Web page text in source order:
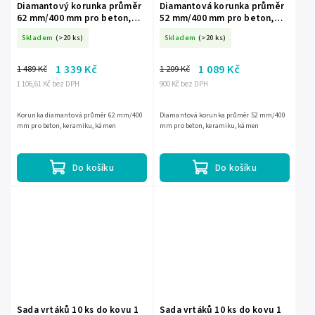
Diamantový korunka průměr
62 mm/400 mm pro beton,
Skladem (>20 ks)
1 106,61 Kč bez DPH
1 489 Kč 1 339 Kč
Do košíku
Korunka diamantová průměr 62 mm/400
mm pro beton, keramiku, kámen
Diamantová korunka průměr
52 mm/400 mm pro beton,
Skladem (>20 ks)
900 Kč bez DPH
1 209 Kč 1 089 Kč
Do košíku
Diamantová korunka průměr 52 mm/400
mm pro beton, keramiku, kámen
Sada vrtáků 10 ks do kovu 1 Sada vrtáků 10 ks do kovu 1